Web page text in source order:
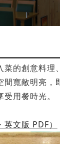
菜的創意料理
間寬敞明亮，
用餐時光。
文版 PDF）